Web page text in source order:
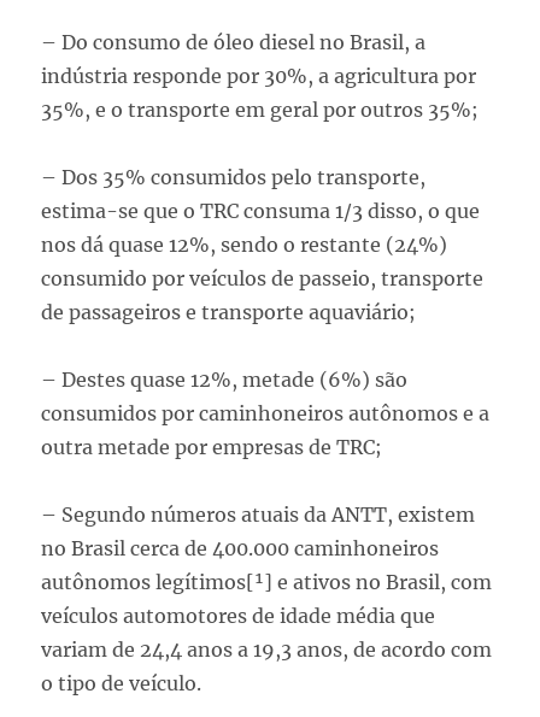
– Do consumo de óleo diesel no Brasil, a
indústria responde por 30%, a agricultura por
35%, e o transporte em geral por outros 35%;
– Dos 35% consumidos pelo transporte,
estima-se que o TRC consuma 1/3 disso, o que
nos dá quase 12%, sendo o restante (24%)
consumido por veículos de passeio, transporte
de passageiros e transporte aquaviário;
– Destes quase 12%, metade (6%) são
consumidos por caminhoneiros autônomos e a
outra metade por empresas de TRC;
– Segundo números atuais da ANTT, existem
no Brasil cerca de 400.000 caminhoneiros
autônomos legítimos[¹] e ativos no Brasil, com
veículos automotores de idade média que
variam de 24,4 anos a 19,3 anos, de acordo com
o tipo de veículo.